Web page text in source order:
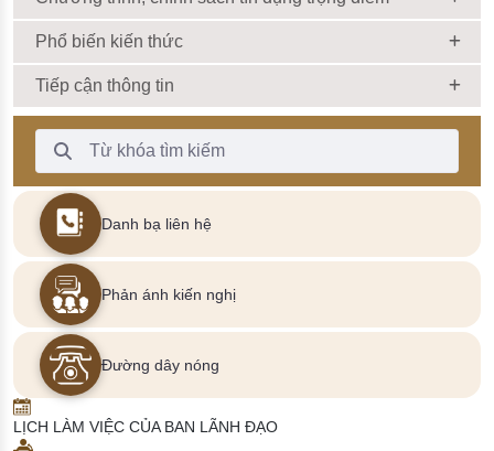
Phổ biến kiến thức
Tiếp cận thông tin
Thanh Tìm kiếm
Danh bạ liên hệ
Phản ánh kiến nghị
Đường dây nóng
LỊCH LÀM VIỆC CỦA BAN LÃNH ĐẠO